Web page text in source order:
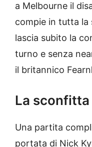
a Melbourne il
compie in tutta la
lascia subito la
turno e senza
il britannico
La
Una partita
portata di Nick